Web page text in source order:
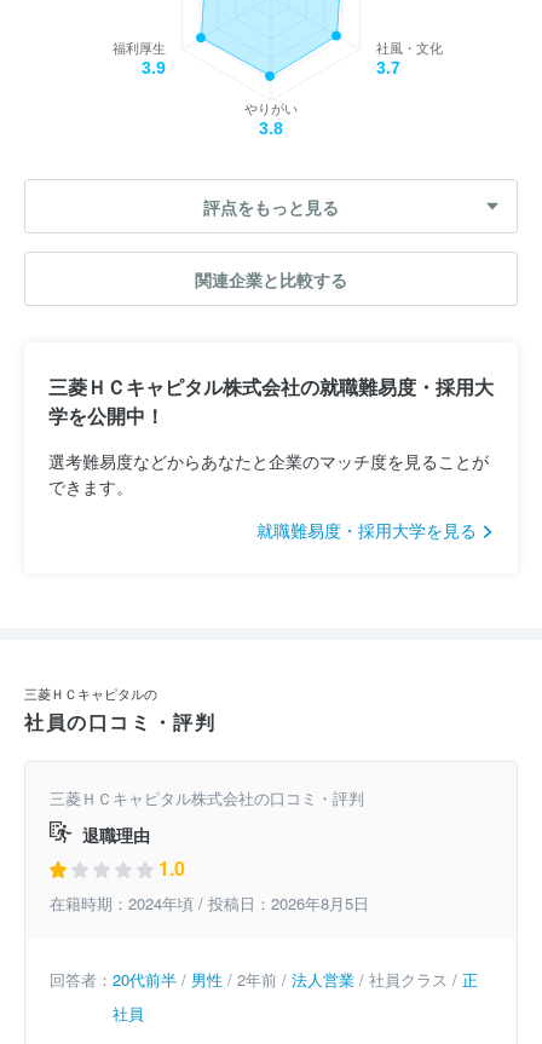
社風・文化
3.7
やりがい
3.8
福利厚生
3.9
評点をもっと見る
関連企業と比較する
三菱ＨＣキャピタル株式会社の就職難易度・採用大
学を公開中！
選考難易度などからあなたと企業のマッチ度を見ることが
できます。
就職難易度・採用大学を見る
三菱ＨＣキャピタルの
社員の口コミ・評判
三菱ＨＣキャピタル株式会社の口コミ・評判
退職理由
1.0
在籍時期：2024年頃 / 投稿日：2026年8月5日
回答者： 20代前半 / 男性 / 2年前 / 法人営業 / 社員クラス / 正
社員